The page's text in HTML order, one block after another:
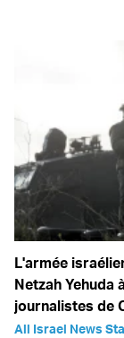
L'armée
Netzah Yehuda
journalistes de
All Israel News